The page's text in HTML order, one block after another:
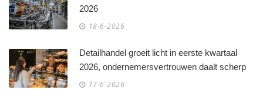
2026
18-6-2026
Detailhandel groeit licht in eerste kwartaal
2026, ondernemersvertrouwen daalt scherp
17-6-2026